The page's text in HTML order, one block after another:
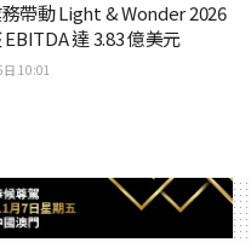
帶動 Light & Wonder 2026
達 3.83 億美元
10:01